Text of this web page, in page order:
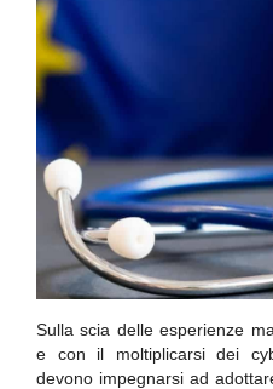
Sulla scia delle esperienze
e con il moltiplicarsi dei
devono impegnarsi ad